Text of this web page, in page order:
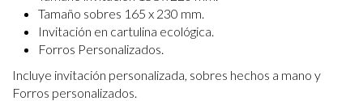
Tamaño sobres 165 x 230 mm.
Invitación en cartulina ecológica.
Forros Personalizados.
Incluye invitación personalizada, sobres hechos a mano y
Forros personalizados.